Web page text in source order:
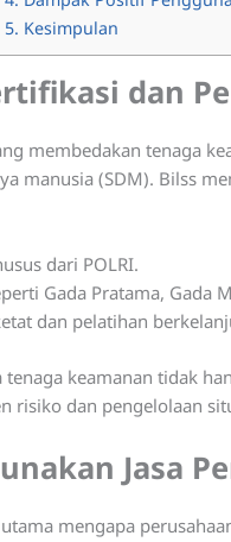
5. Kesimpulan
dan
membedakan tenaga
manusia (SDM). Bilss
dari POLRI.
Gada Pratama, Gada
dan pelatihan
keamanan tidak
risiko dan pengelolaan
Jasa
mengapa